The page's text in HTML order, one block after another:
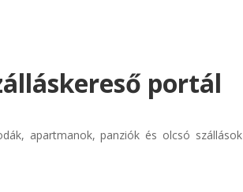
portál
apartmanok, panziók és olcsó szállások